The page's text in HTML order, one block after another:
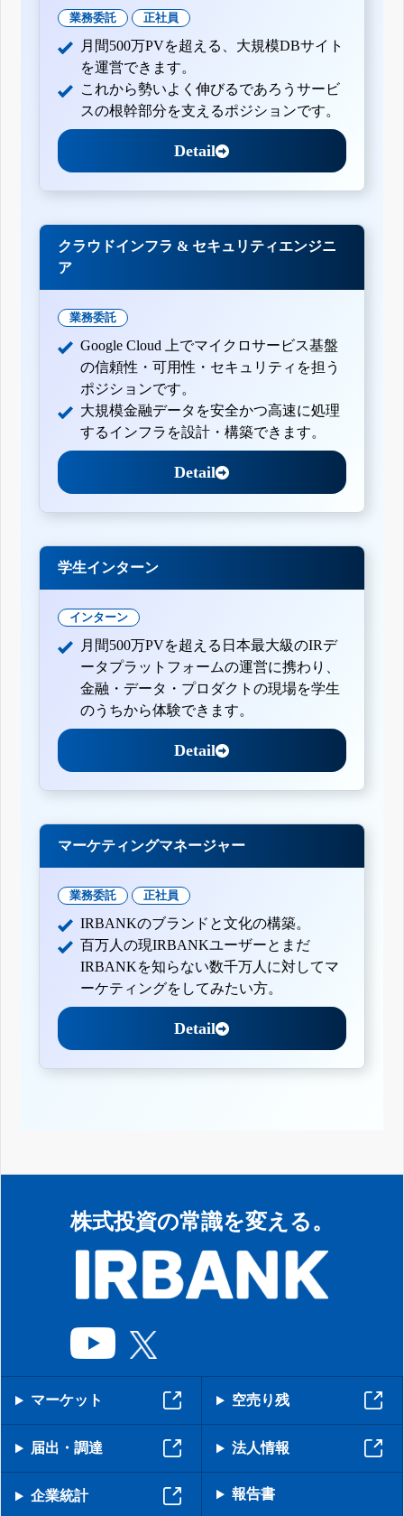
業務委託 正社員
月間500万PVを超える、大規模DBサイト
を運営できます。
これから勢いよく伸びるであろうサービ
スの根幹部分を支えるポジションです。
Detail
クラウドインフラ & セキュリティエンジニ
ア
業務委託
Google Cloud 上でマイクロサービス基盤
の信頼性・可用性・セキュリティを担う
ポジションです。
大規模金融データを安全かつ高速に処理
するインフラを設計・構築できます。
Detail
学生インターン
インターン
月間500万PVを超える日本最大級のIRデ
ータプラットフォームの運営に携わり、
金融・データ・プロダクトの現場を学生
のうちから体験できます。
Detail
マーケティングマネージャー
業務委託 正社員
IRBANKのブランドと文化の構築。
百万人の現IRBANKユーザーとまだ
IRBANKを知らない数千万人に対してマ
ーケティングをしてみたい方。
Detail
株式投資の常識を変える。
マーケット 空売り残
届出・調達 法人情報
企業統計 報告書